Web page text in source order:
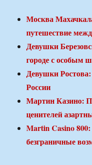
Москва
путешествие
Девушки
городе с особым
Девушки
России
Мартин Казино:
ценителей
Martin Casino
безграничные